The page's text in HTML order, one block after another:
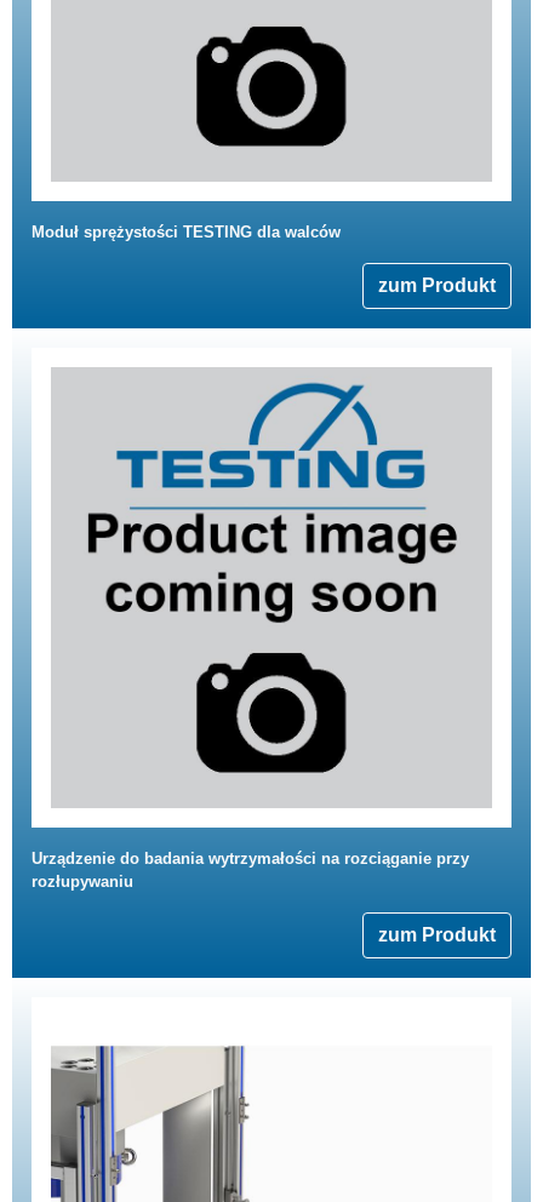
Moduł sprężystości TESTING dla walców
zum Produkt
Urządzenie do badania wytrzymałości na rozciąganie przy
rozłupywaniu
zum Produkt